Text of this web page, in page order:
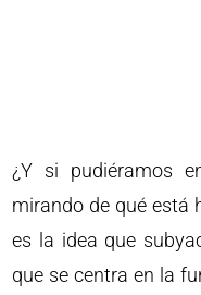
¿Y si pudiéramos
mirando de qué está
es la idea que
que se centra en la